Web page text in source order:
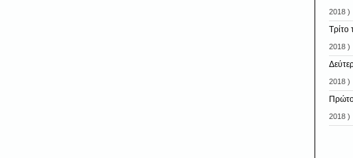
2018 )
Τρίτο
2018 )
2018 )
2018 )